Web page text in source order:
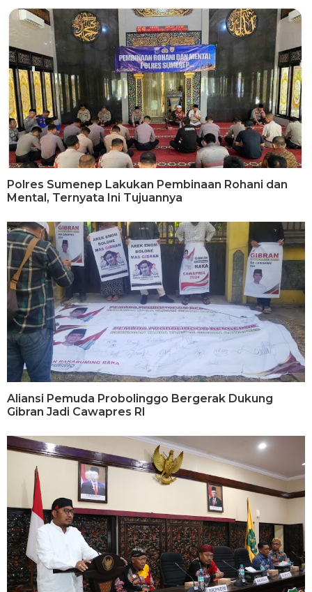
Polres Sumenep Lakukan Pembinaan Rohani dan
Mental, Ternyata Ini Tujuannya
Aliansi Pemuda Probolinggo Bergerak Dukung
Gibran Jadi Cawapres RI